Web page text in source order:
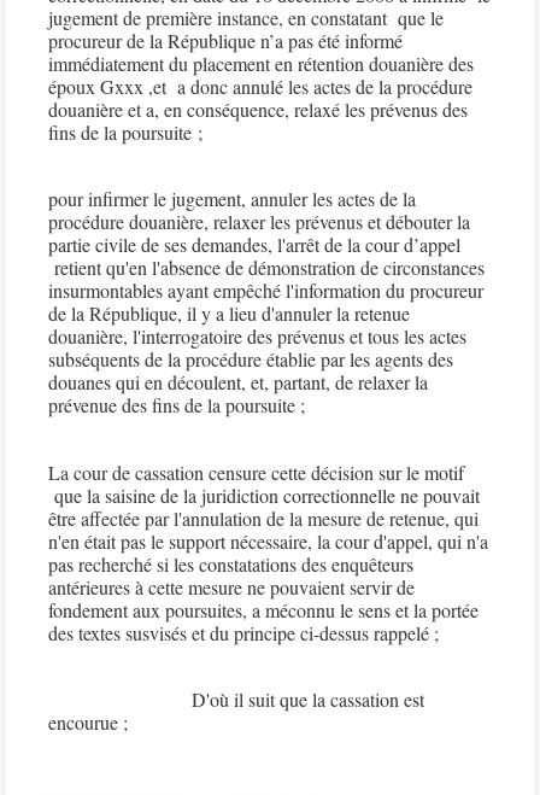
jugement de première instance, en constatant que le
procureur de la République n’a pas été informé
immédiatement du placement en rétention douanière des
époux Gxxx ,et a donc annulé les actes de la procédure
douanière et a, en conséquence, relaxé les prévenus des
fins de la poursuite ;
pour infirmer le jugement, annuler les actes de la
procédure douanière, relaxer les prévenus et débouter la
partie civile de ses demandes, l'arrêt de la cour d’appel
retient qu'en l'absence de démonstration de circonstances
insurmontables ayant empêché l'information du procureur
de la République, il y a lieu d'annuler la retenue
douanière, l'interrogatoire des prévenus et tous les actes
subséquents de la procédure établie par les agents des
douanes qui en découlent, et, partant, de relaxer la
prévenue des fins de la poursuite ;
La cour de cassation censurecette décision sur le motif
que la saisine de la juridiction correctionnelle ne pouvait
être affectée par l'annulation de la mesure de retenue, qui
n'en était pas le support nécessaire, la cour d'appel, qui n'a
pas recherché si les constatations des enquêteurs
antérieures à cette mesure ne pouvaient servir de
fondement aux poursuites, a méconnu le sens et la portée
des textes susvisés et du principe ci-dessus rappelé ;
D'où il suit que la cassation est
encourue ;